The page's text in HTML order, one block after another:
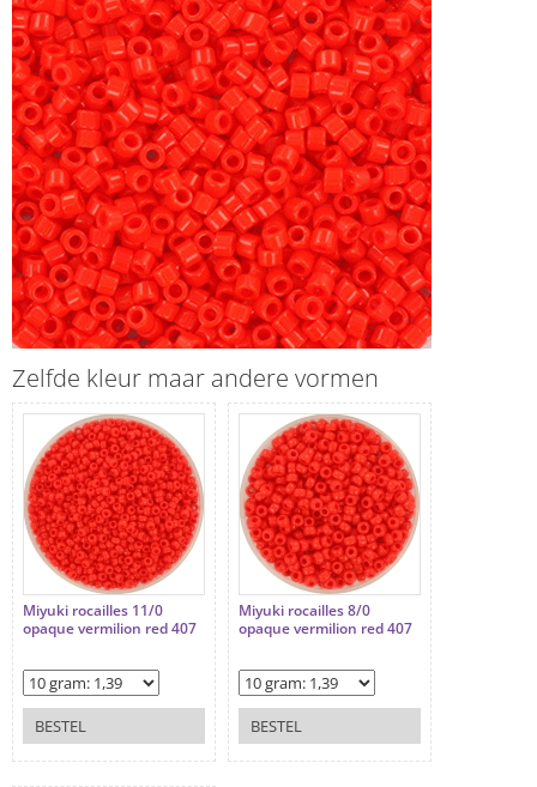
Zelfde kleur maar andere vormen
Miyuki rocailles 11/0
opaque vermilion red 407
BESTEL
Miyuki rocailles 8/0
opaque vermilion red 407
BESTEL